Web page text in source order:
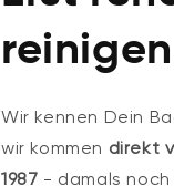
Wir kennen Dein
wir kommen direkt
1987 - damals